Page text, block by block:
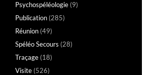
Psychospéléologie (9)
Publication (285)
Réunion (49)
Spéléo Secours (28)
Traçage (18)
Visite (526)